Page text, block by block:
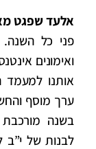
אלעד שפגט
פני כל השנה.
ואימונים
אותנו
ערך מוסף
בשנה
לבנות של י”ב